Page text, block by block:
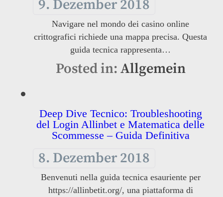
9. Dezember 2018
Navigare nel mondo dei casino online
crittografici richiede una mappa precisa. Questa
guida tecnica rappresenta…
Posted in: Allgemein
Deep Dive Tecnico: Troubleshooting
del Login Allinbet e Matematica delle
Scommesse – Guida Definitiva
8. Dezember 2018
Benvenuti nella guida tecnica esauriente per
https://allinbetit.org/, una piattaforma di